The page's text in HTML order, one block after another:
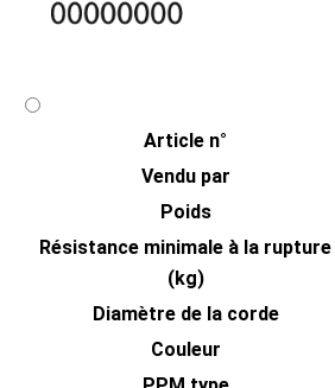
Article n°
Vendu par
Poids
Résistance minimale à la rupture
(kg)
Diamètre de la corde
Couleur